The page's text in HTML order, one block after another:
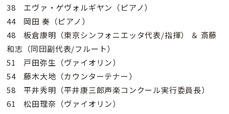
38 エヴァ・ゲヴォルギヤン（ピアノ）
44 岡田 奏（ピアノ）
48 板倉康明（東京シンフォニエッタ代表/指揮） ＆ 斎藤
和志（同団副代表/フルート）
51 戸田弥生（ヴァイオリン）
54 藤木大地（カウンターテナー）
58 平井秀明（平井康三郎声楽コンクール実行委員長）
61 松田理奈（ヴァイオリン）